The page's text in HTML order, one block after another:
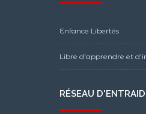
Enfance Libertés
Libre d'apprendre et
RÉSEAU